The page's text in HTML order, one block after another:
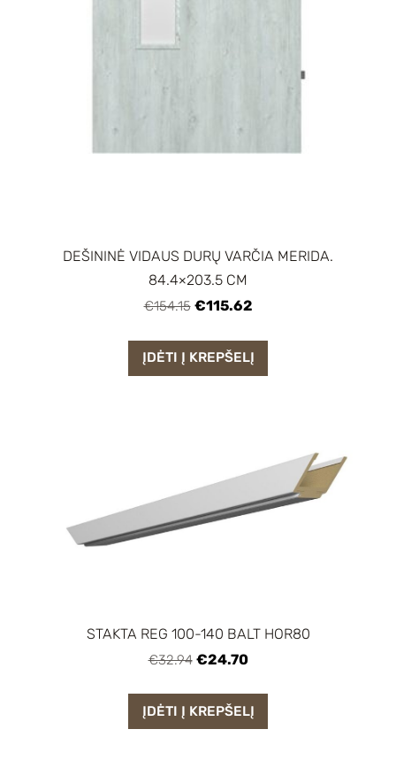
DEŠININĖ VIDAUS DURŲ VARČIA MERIDA.
84.4×203.5 CM
€154.15 €115.62
ĮDĖTI Į KREPŠELĮ
STAKTA REG 100-140 BALT HOR80
€32.94 €24.70
ĮDĖTI Į KREPŠELĮ